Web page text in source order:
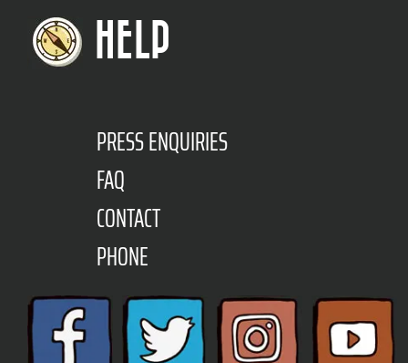
HELP
PRESS ENQUIRIES
FAQ
CONTACT
PHONE